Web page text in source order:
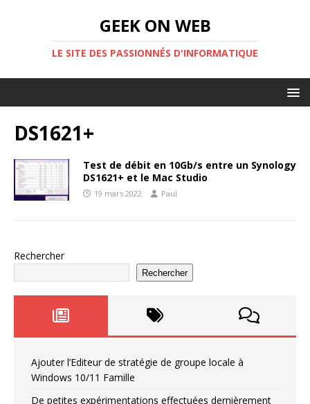
GEEK ON WEB
LE SITE DES PASSIONNÉS D'INFORMATIQUE
DS1621+
Test de débit en 10Gb/s entre un Synology
DS1621+ et le Mac Studio
19 mars 2022 Paul
Rechercher
Rechercher
Ajouter l’Editeur de stratégie de groupe locale à
Windows 10/11 Famille
De petites expérimentations effectuées dernièrement